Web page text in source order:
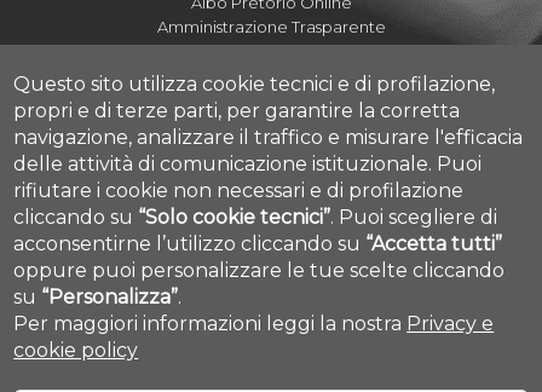
Amministrazione Trasparente
Mettiamoci la Faccia
Fatturazione elettronica UdA
Fatturazione elettronica DdA
Dove siamo
Numeri utili Campus
Mappa Campus Pescara
HelpDesk Informatico d'Ateneo
Help Desk Studenti
Tirocini e Placement
Cookie settings
Questo sito utilizza cookie tecnici e di profilazione,
propri e di terze parti, per garantire la corretta
navigazione, analizzare il traffico e misurare l'efficacia
delle attività di comunicazione istituzionale. Puoi
rifiutare i cookie non necessari e di profilazione
cliccando su “Solo cookie tecnici”. Puoi scegliere di
acconsentirne l’utilizzo cliccando su “Accetta tutti”
oppure puoi personalizzare le tue scelte cliccando
su “Personalizza”.
Per maggiori informazioni leggi la nostra Privacy e
cookie policy